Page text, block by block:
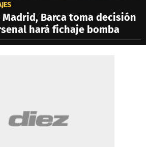
Madrid, Barca toma decisión
hará fichaje bomba